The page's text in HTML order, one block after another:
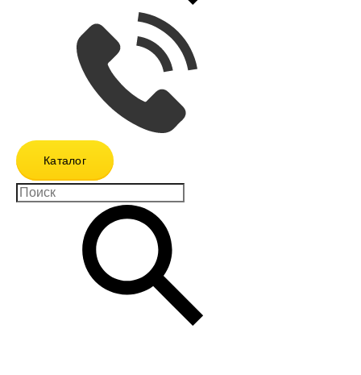
Каталог